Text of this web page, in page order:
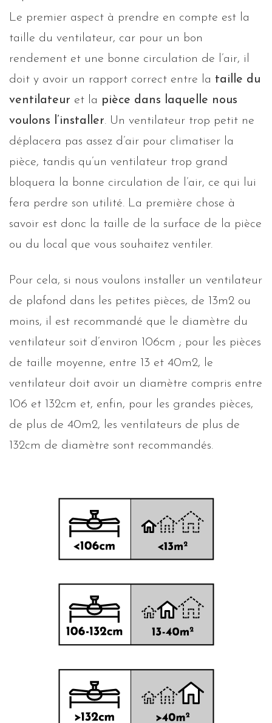
Le premier aspect à prendre en compte est la
taille du ventilateur, car pour un bon
rendement et une bonne circulation de l’air, il
doit y avoir un rapport correct entre la taille du
ventilateur et la pièce dans laquelle nous
voulons l’installer. Un ventilateur trop petit ne
déplacera pas assez d’air pour climatiser la
pièce, tandis qu’un ventilateur trop grand
bloquera la bonne circulation de l’air, ce qui lui
fera perdre son utilité. La première chose à
savoir est donc la taille de la surface de la pièce
ou du local que vous souhaitez ventiler.
Pour cela, si nous voulons installer un ventilateur
de plafond dans les petites pièces, de 13m2 ou
moins, il est recommandé que le diamètre du
ventilateur soit d’environ 106cm ; pour les pièces
de taille moyenne, entre 13 et 40m2, le
ventilateur doit avoir un diamètre compris entre
106 et 132cm et, enfin, pour les grandes pièces,
de plus de 40m2, les ventilateurs de plus de
132cm de diamètre sont recommandés.